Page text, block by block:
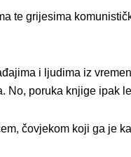
te grijesima
i ljudima iz
No, poruka knjige ipak
čovjekom koji ga je